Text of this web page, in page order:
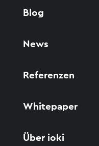
Blog
News
Referenzen
Whitepaper
Über ioki